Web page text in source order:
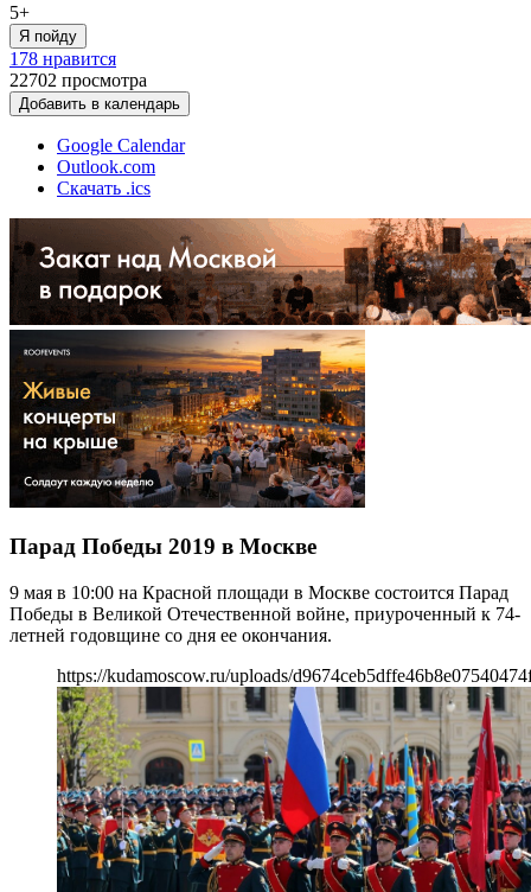
5+
Я пойду
178 нравится
22702 просмотра
Добавить в календарь
Google Calendar
Outlook.com
Скачать .ics
Парад Победы 2019 в Москве
9 мая в 10:00 на Красной площади в Москве состоится Парад
Победы в Великой Отечественной войне, приуроченный к 74-
летней годовщине со дня ее окончания.
https://kudamoscow.ru/uploads/